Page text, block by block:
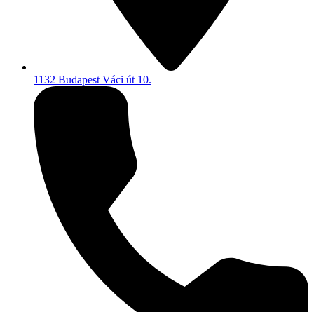
1132 Budapest Váci út 10.